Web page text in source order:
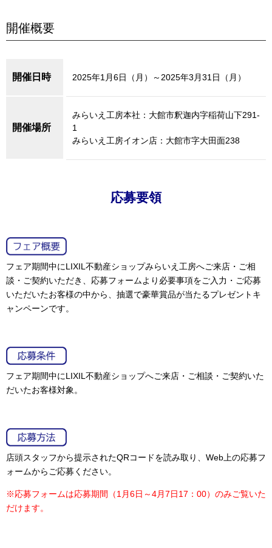
開催概要
開催日時 2025年1月6日（月）～2025年3月31日（月）
開催場所
みらいえ工房本社：大館市釈迦内字稲荷山下291-
1
みらいえ工房イオン店：大館市字大田面238
応募要領
フェア期間中にLIXIL不動産ショップみらいえ工房へご来店・ご相
談・ご契約いただき、応募フォームより必要事項をご入力・ご応募
いただいたお客様の中から、抽選で豪華賞品が当たるプレゼントキ
ャンペーンです。
フェア期間中にLIXIL不動産ショップへご来店・ご相談・ご契約いた
だいたお客様対象。
店頭スタッフから提示されたQRコードを読み取り、Web上の応募フ
ォームからご応募ください。
※応募フォームは応募期間（1月6日～4月7日17：00）のみご覧いた
だけます。